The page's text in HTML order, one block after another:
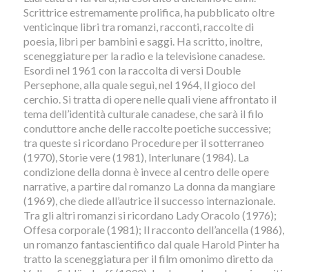
Scrittrice estremamente prolifica, ha pubblicato oltre
venticinque libri tra romanzi, racconti, raccolte di
poesia, libri per bambini e saggi. Ha scritto, inoltre,
sceneggiature per la radio e la televisione canadese.
Esordì nel 1961 con la raccolta di versi Double
Persephone, alla quale seguì, nel 1964, Il gioco del
cerchio. Si tratta di opere nelle quali viene affrontato il
tema dell’identità culturale canadese, che sarà il filo
conduttore anche delle raccolte poetiche successive;
tra queste si ricordano Procedure per il sotterraneo
(1970), Storie vere (1981), Interlunare (1984). La
condizione della donna è invece al centro delle opere
narrative, a partire dal romanzo La donna da mangiare
(1969), che diede all’autrice il successo internazionale.
Tra gli altri romanzi si ricordano Lady Oracolo (1976);
Offesa corporale (1981); Il racconto dell’ancella (1986),
un romanzo fantascientifico dal quale Harold Pinter ha
tratto la sceneggiatura per il film omonimo diretto da